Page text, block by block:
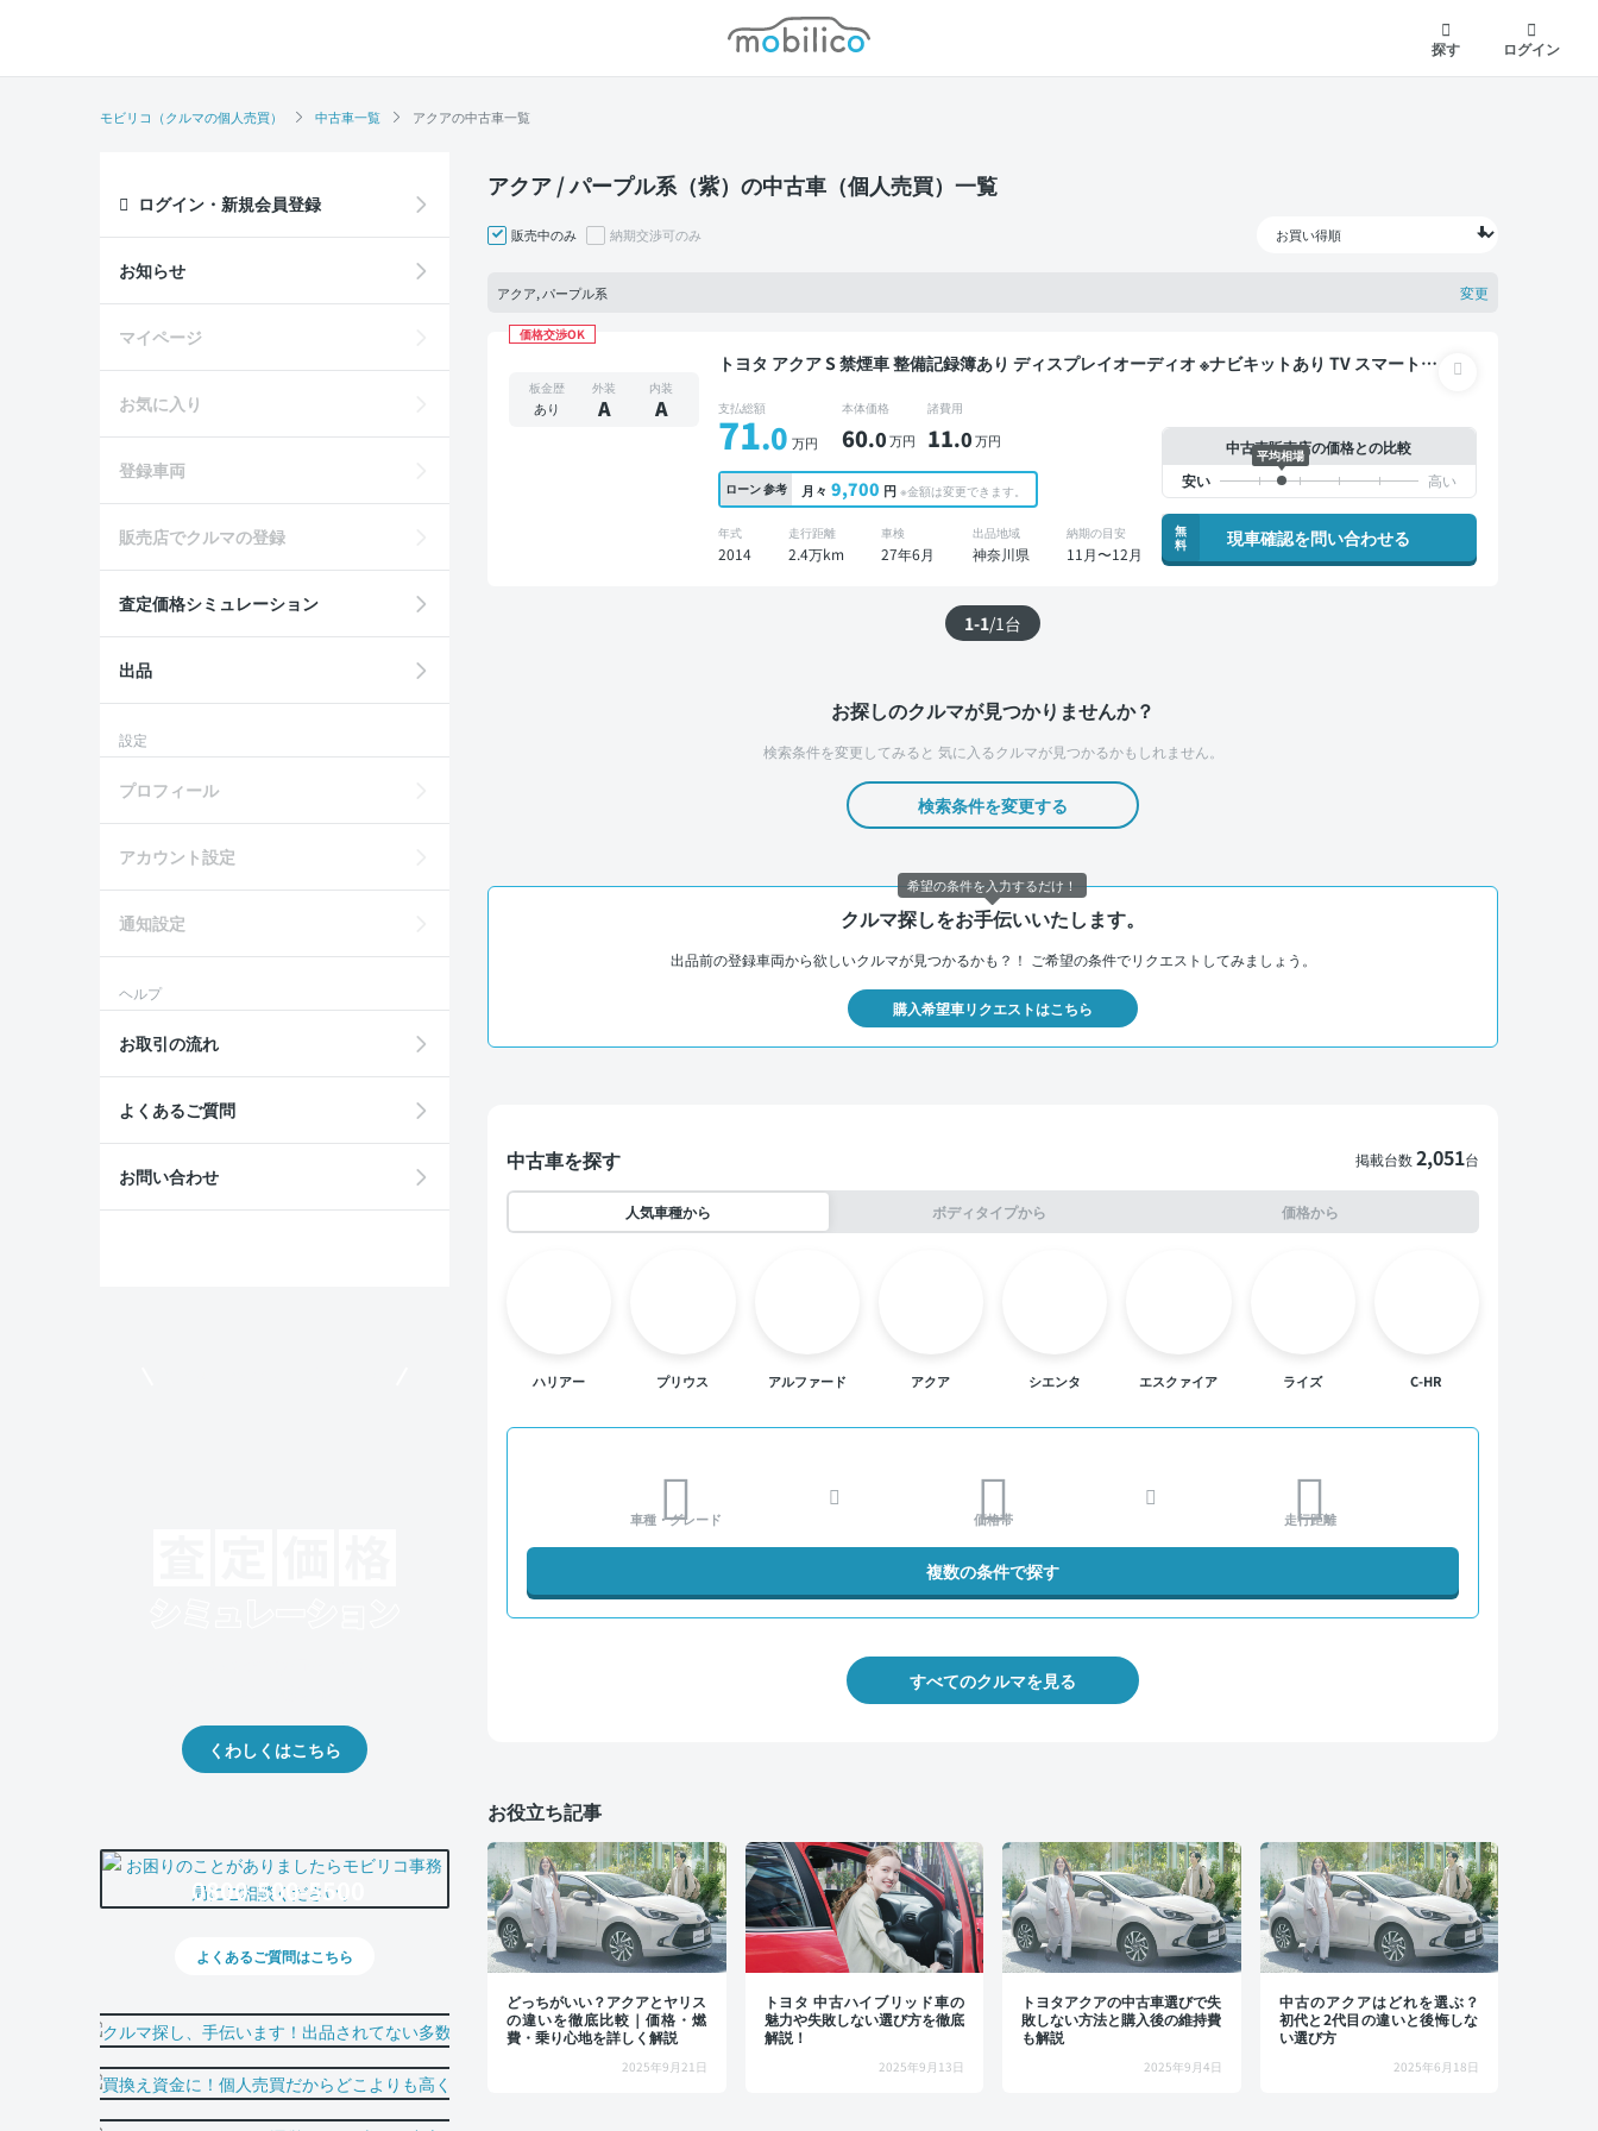
モビリコ
探す
ログイン
モビリコ（クルマの個人売買） 中古車一覧 アクアの中古車一覧
アクア / パープル系（紫）の中古車（個人売買）一覧
販売中のみ 納期交渉可のみ
アクア, パープル系 変更
価格交渉OK
トヨタ アクア S 禁煙車 整備記録簿あり ディスプレイオーディオ ※ナビキットあり TV スマートキ
板金歴
あり
外装
A
内装
A 支払総額
71.0 万円
本体価格
60.0万円
諸費用
11.0万円
ローン参考 月々 9,700 円 ※金額は変更できます。
年式
2014
走行距離
2.4万km
車検
27年6月
出品地域
神奈川県
納期の目安
11月〜12月
中古車販売店の価格との比較
平均相場
無
料
現車確認を問い合わせる
1-1/1台
お探しのクルマが見つかりませんか？
検索条件を変更してみると 気に入るクルマが見つかるかもしれません。
検索条件を変更する
クルマ探しをお手伝いいたします。
出品前の登録車両から欲しいクルマが見つかるかも？！ ご希望の条件でリクエストしてみましょう。
購入希望車リクエストはこちら
中古車を探す 掲載台数2,051台
人気車種から ボディタイプから 価格から
ハリアー プリウス アルファード アクア シエンタ エスクァイア ライズ C-HR
車種・グレード 価格帯 走行距離
複数の条件で探す
すべてのクルマを見る
お役立ち記事
どっちがいい？アクアとヤリス
の違いを徹底比較｜価格・燃
費・乗り心地を詳しく解説
2025年9月21日
トヨタ 中古ハイブリッド車の
魅力や失敗しない選び方を徹底
解説！
2025年9月13日
トヨタアクアの中古車選びで失
敗しない方法と購入後の維持費
も解説
2025年9月4日
中古のアクアはどれを選ぶ？
初代と2代目の違いと後悔しな
い選び方
2025年6月18日
ログイン・新規会員登録
お知らせ
マイページ
お気に入り
登録車両
販売店でクルマの登録
査定価格シミュレーション
出品
設定
プロフィール
アカウント設定
通知設定
ヘルプ
お取引の流れ
よくあるご質問
お問い合わせ
くわしくはこちら
0800-500-5500
よくあるご質問はこちら
希望の条件を入力するだけ！